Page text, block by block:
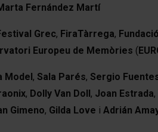
Fernández Martí
Grec, FiraTàrrega,
Europeu de Memòries (
Model, Sala Parés, Sergio
, Dolly Van Doll, Joan Estrada,
Gimeno, Gilda Love i Adrián